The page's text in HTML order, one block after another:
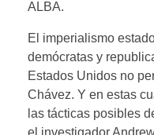
ALBA.
El imperialismo
demócratas y
Estados Unidos no
Chávez. Y en estas
las tácticas posibles
el investigador